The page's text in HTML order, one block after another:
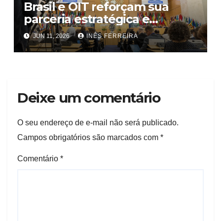
Brasil e OIT reforçam sua
parceria estratégica e
compromisso com a
Cooperação Sul-Sul
JUN 11, 2026 INÊS FERREIRA
Deixe um comentário
O seu endereço de e-mail não será publicado.
Campos obrigatórios são marcados com *
Comentário *